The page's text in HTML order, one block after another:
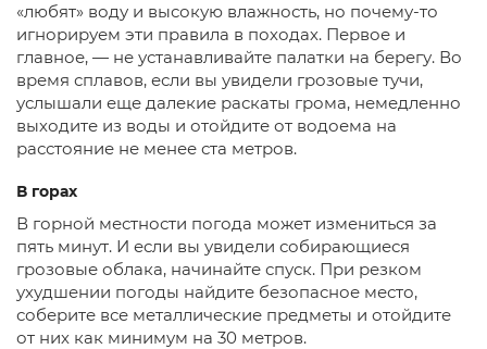
«любят» воду и высокую влажность, но почему-то
игнорируем эти правила в походах. Первое и
главное, — не устанавливайте палатки на берегу. Во
время сплавов, если вы увидели грозовые тучи,
услышали еще далекие раскаты грома, немедленно
выходите из воды и отойдите от водоема на
расстояние не менее ста метров.
В горах
В горной местности погода может измениться за
пять минут. И если вы увидели собирающиеся
грозовые облака, начинайте спуск. При резком
ухудшении погоды найдите безопасное место,
соберите все металлические предметы и отойдите
от них как минимум на 30 метров.